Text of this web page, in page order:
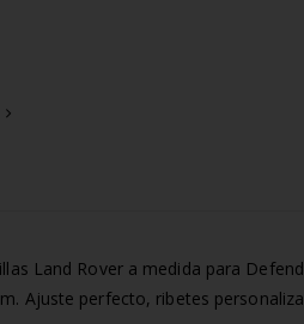
Land Rover a medida para
Ajuste perfecto, ribetes